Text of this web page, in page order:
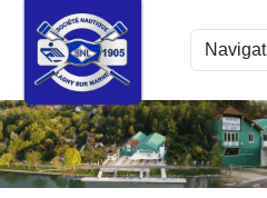
Panneau de gestion des cookies